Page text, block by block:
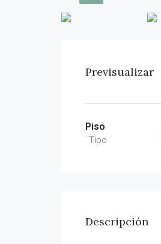
Previsualizar
Piso
¨Tipo
Descripción